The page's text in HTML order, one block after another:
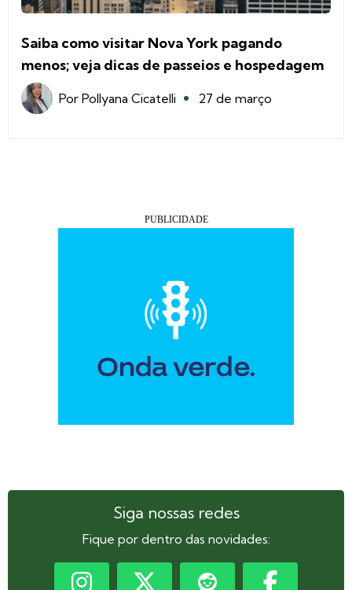
Saiba como visitar Nova York pagando
menos; veja dicas de passeios e hospedagem
Por Pollyana Cicatelli 27 de março
Siga nossas redes
Fique por dentro das novidades: